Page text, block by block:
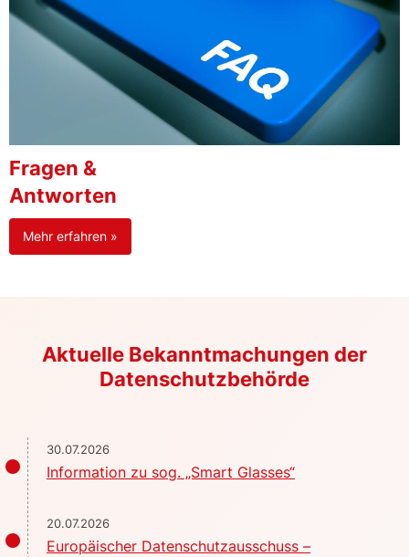
Fragen &
Antworten
Mehr erfahren »
Aktuelle Bekanntmachungen der
Datenschutzbehörde
30.07.2026
Information zu sog. „Smart Glasses“
20.07.2026
Europäischer Datenschutzausschuss –